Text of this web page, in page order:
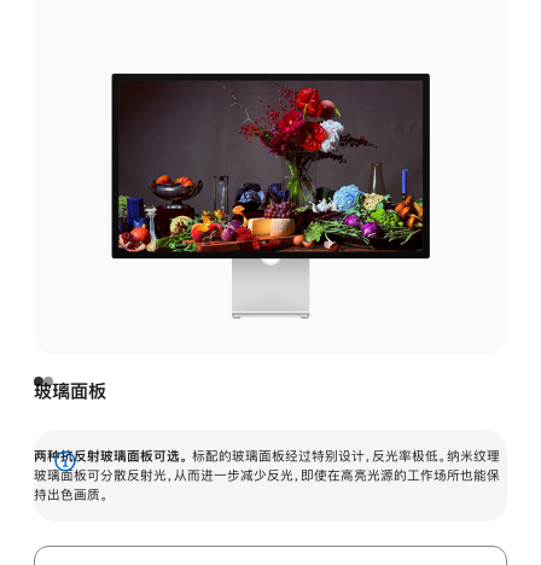
玻璃面板
两种抗反射玻璃面板可选。 标配的玻璃面板经过特别设计，反光率极低。纳米纹理
玻璃面板可分散反射光，从而进一步减少反光，即使在高亮光源的工作场所也能保
持出色画质。
展
开